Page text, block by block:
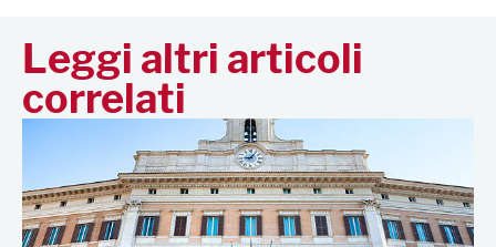
Leggi altri articoli
correlati